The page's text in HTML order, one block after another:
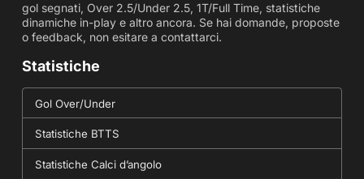
gol segnati, Over 2.5/Under 2.5, 1T/Full Time, statistiche
dinamiche in-play e altro ancora. Se hai domande, proposte
o feedback, non esitare a contattarci.
Statistiche
Gol Over/Under
Statistiche BTTS
Statistiche Calci d’angolo